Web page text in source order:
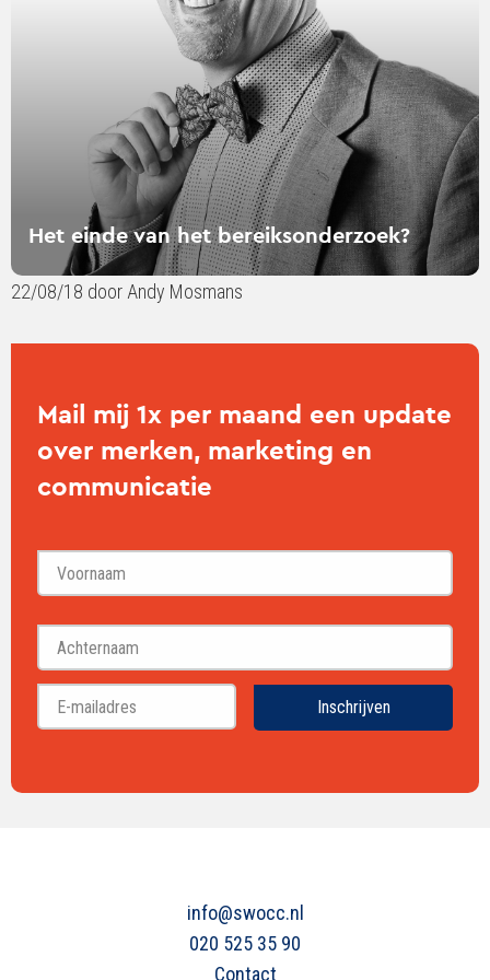
Het einde van het bereiksonderzoek?
22/08/18 door Andy Mosmans
Mail mij 1x per maand een update
over merken, marketing en
communicatie
Voornaam
Inschrijven
info@swocc.nl
020 525 35 90
Contact